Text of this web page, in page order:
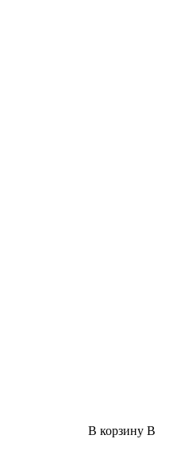
В корзину В